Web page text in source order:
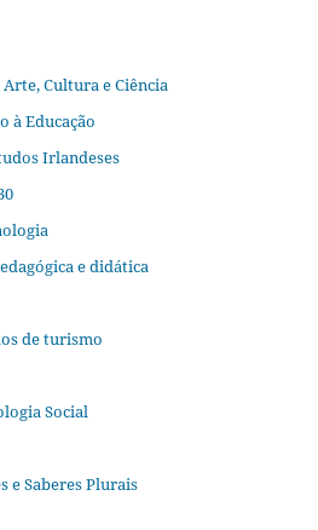
Cultura e Ciência
à Educação
Irlandeses
e didática
de turismo
Social
e Saberes Plurais